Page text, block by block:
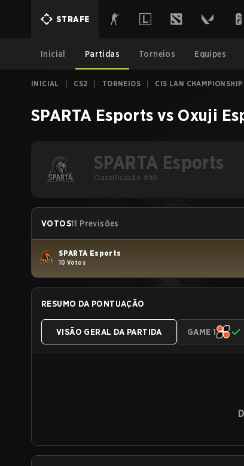
STRAFE
Inicial Partidas Torneios Equipes
INICIAL CS2 TORNEIOS CIS LAN CHAMPIONSHIP
SPARTA Esports vs Oxuji
SPARTA Esports
Classificação #90
VOTOS11 Previsões
SPARTA Esports
10 Votos
RESUMO DA PONTUAÇÃO
VISÃO GERAL DA PARTIDA GAME 1